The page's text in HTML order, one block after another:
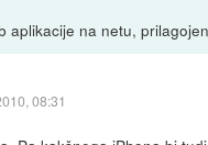
aplikacije na netu,
08:31